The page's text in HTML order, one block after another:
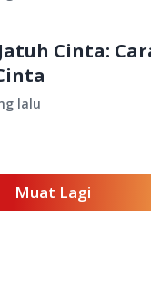
Cinta:
lalu
Muat Lagi